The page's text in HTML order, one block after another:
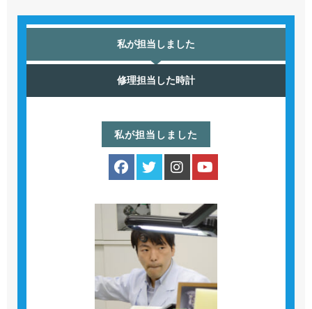
私が担当しました
修理担当した時計
私が担当しました